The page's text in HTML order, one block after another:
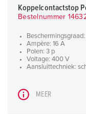
Koppelcontactstop
Bestelnummer
Ampère: 16 A
Polen: 3 p
Voltage: 400 V
Aansluittechniek:
MEER